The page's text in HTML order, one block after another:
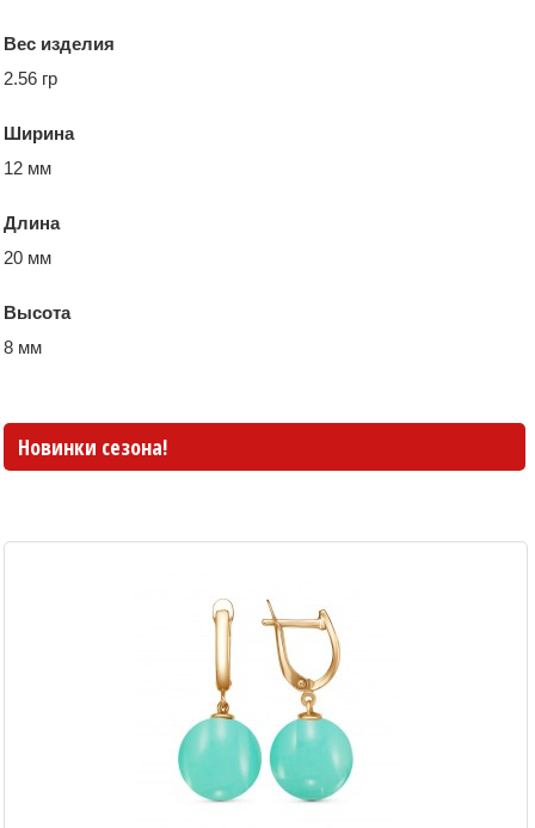
Вес изделия
2.56 гр
Ширина
12 мм
Длина
20 мм
Высота
8 мм
Новинки сезона!